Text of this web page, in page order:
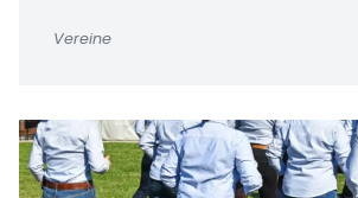
Vereine